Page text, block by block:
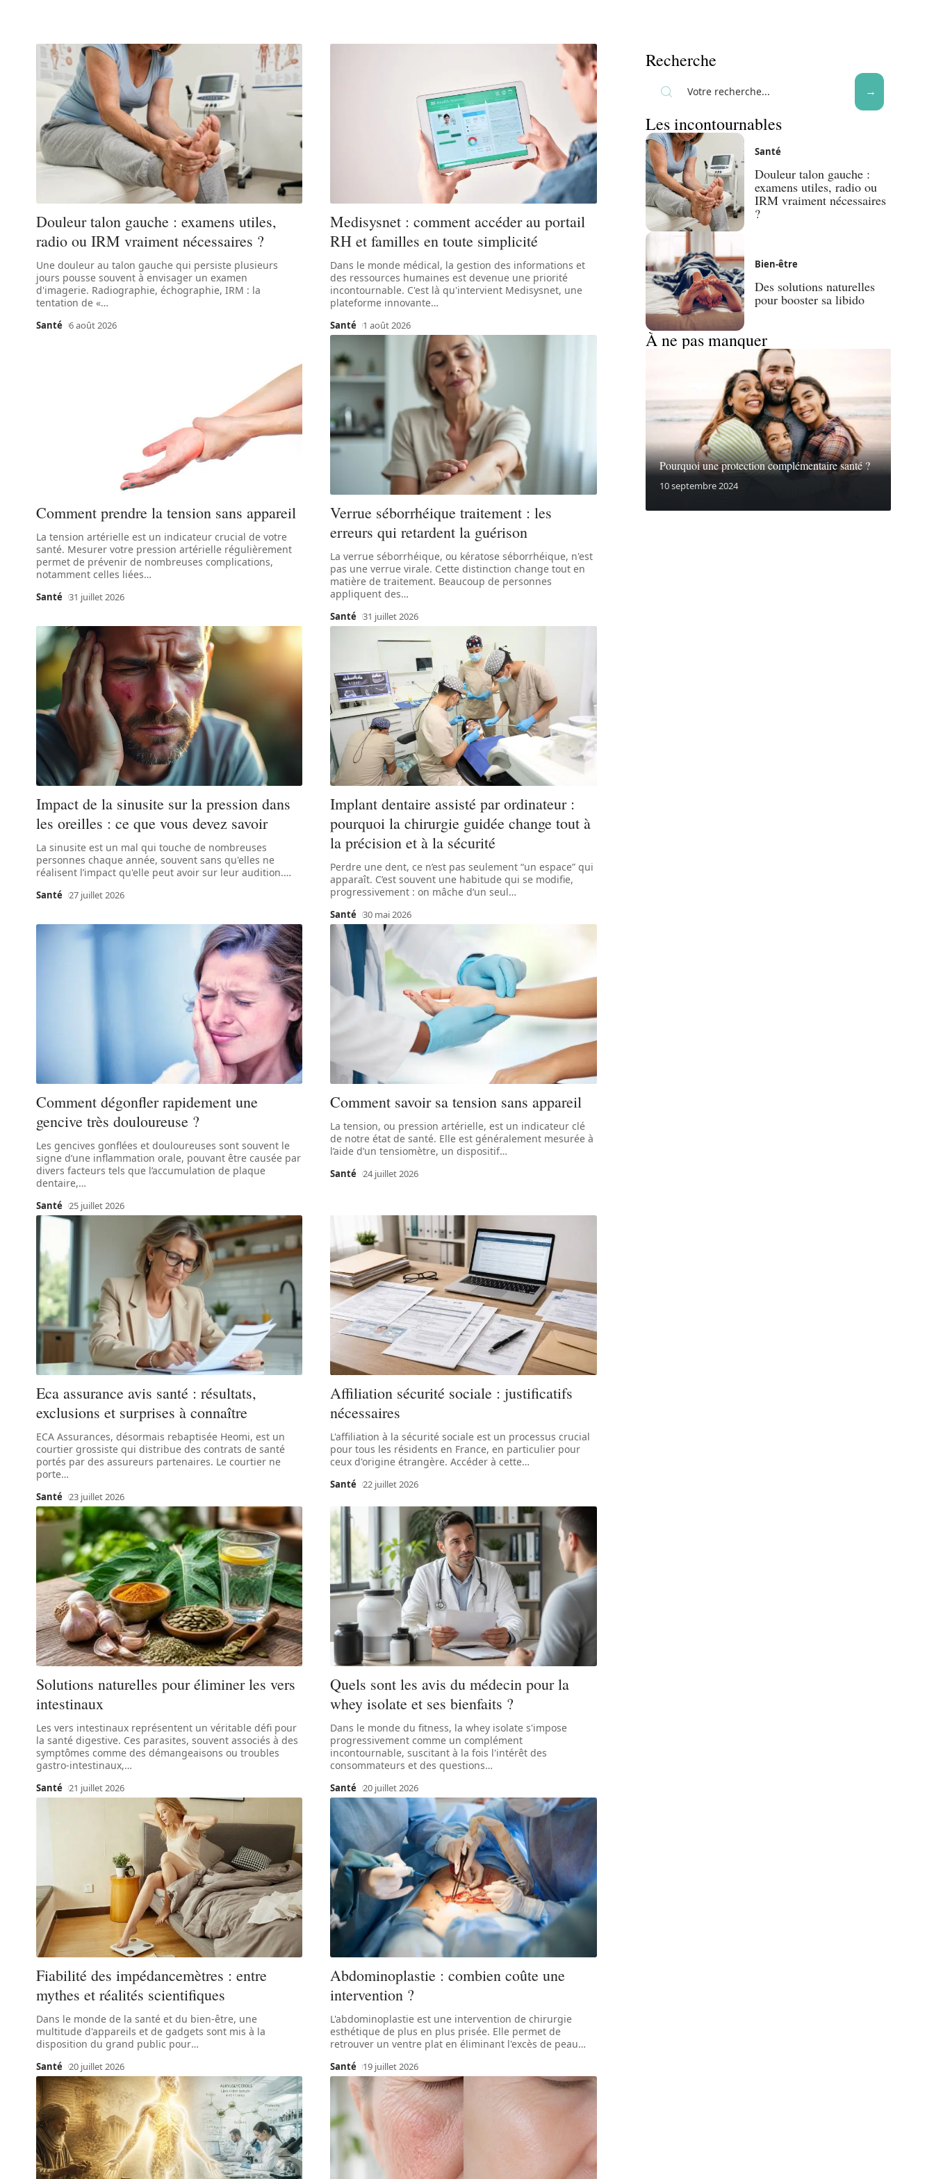
Douleur talon gauche : examens utiles,
radio ou IRM vraiment nécessaires ?
Une douleur au talon gauche qui persiste plusieurs
jours pousse souvent à envisager un examen
d'imagerie. Radiographie, échographie, IRM : la
tentation de «…
Santé 6 août 2026
Medisysnet : comment accéder au portail
RH et familles en toute simplicité
Dans le monde médical, la gestion des informations et
des ressources humaines est devenue une priorité
incontournable. C'est là qu'intervient Medisysnet, une
plateforme innovante…
Santé 1 août 2026
Comment prendre la tension sans appareil
La tension artérielle est un indicateur crucial de votre
santé. Mesurer votre pression artérielle régulièrement
permet de prévenir de nombreuses complications,
notamment celles liées…
Santé 31 juillet 2026
Verrue séborrhéique traitement : les
erreurs qui retardent la guérison
La verrue séborrhéique, ou kératose séborrhéique, n'est
pas une verrue virale. Cette distinction change tout en
matière de traitement. Beaucoup de personnes
appliquent des…
Santé 31 juillet 2026
Impact de la sinusite sur la pression dans
les oreilles : ce que vous devez savoir
La sinusite est un mal qui touche de nombreuses
personnes chaque année, souvent sans qu'elles ne
réalisent l’impact qu'elle peut avoir sur leur audition.…
Santé 27 juillet 2026
Implant dentaire assisté par ordinateur :
pourquoi la chirurgie guidée change tout à
la précision et à la sécurité
Perdre une dent, ce n’est pas seulement “un espace” qui
apparaît. C’est souvent une habitude qui se modifie,
progressivement : on mâche d’un seul…
Santé 30 mai 2026
Comment dégonfler rapidement une
gencive très douloureuse ?
Les gencives gonflées et douloureuses sont souvent le
signe d’une inflammation orale, pouvant être causée par
divers facteurs tels que l’accumulation de plaque
dentaire,…
Santé 25 juillet 2026
Comment savoir sa tension sans appareil
La tension, ou pression artérielle, est un indicateur clé
de notre état de santé. Elle est généralement mesurée à
l’aide d’un tensiomètre, un dispositif…
Santé 24 juillet 2026
Eca assurance avis santé : résultats,
exclusions et surprises à connaître
ECA Assurances, désormais rebaptisée Heomi, est un
courtier grossiste qui distribue des contrats de santé
portés par des assureurs partenaires. Le courtier ne
porte…
Santé 23 juillet 2026
Affiliation sécurité sociale : justificatifs
nécessaires
L'affiliation à la sécurité sociale est un processus crucial
pour tous les résidents en France, en particulier pour
ceux d'origine étrangère. Accéder à cette…
Santé 22 juillet 2026
Solutions naturelles pour éliminer les vers
intestinaux
Les vers intestinaux représentent un véritable défi pour
la santé digestive. Ces parasites, souvent associés à des
symptômes comme des démangeaisons ou troubles
gastro-intestinaux,…
Santé 21 juillet 2026
Quels sont les avis du médecin pour la
whey isolate et ses bienfaits ?
Dans le monde du fitness, la whey isolate s'impose
progressivement comme un complément
incontournable, suscitant à la fois l'intérêt des
consommateurs et des questions…
Santé 20 juillet 2026
Fiabilité des impédancemètres : entre
mythes et réalités scientifiques
Dans le monde de la santé et du bien-être, une
multitude d'appareils et de gadgets sont mis à la
disposition du grand public pour…
Santé 20 juillet 2026
Abdominoplastie : combien coûte une
intervention ?
L'abdominoplastie est une intervention de chirurgie
esthétique de plus en plus prisée. Elle permet de
retrouver un ventre plat en éliminant l'excès de peau…
Santé 19 juillet 2026
Recherche
Les incontournables
Santé
Douleur talon gauche :
examens utiles, radio ou
IRM vraiment nécessaires
?
Bien-être
Des solutions naturelles
pour booster sa libido
À ne pas manquer
Pourquoi une protection complémentaire santé ?
10 septembre 2024